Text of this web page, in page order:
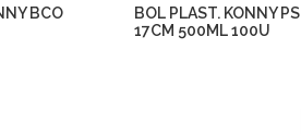
BCO
BOL PLAST. KONNY PS
17CM 500ML 100U